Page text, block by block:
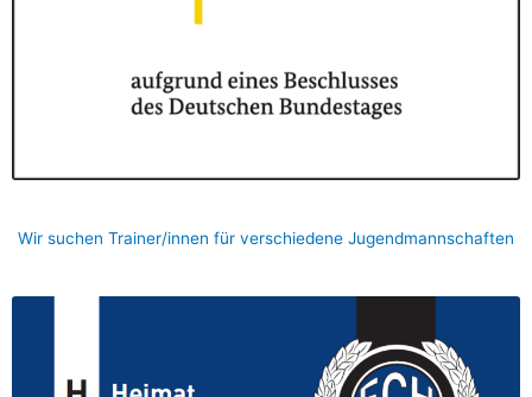
Wir suchen Trainer/innen für verschiedene Jugendmannschaften